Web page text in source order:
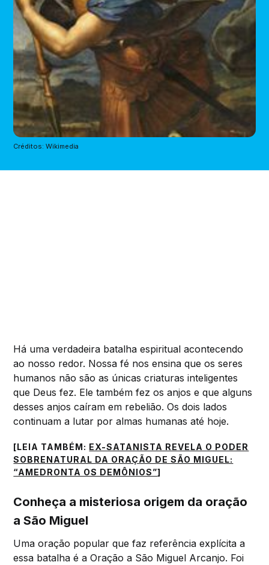
Créditos: Wikimedia
Há uma verdadeira batalha espiritual acontecendo
ao nosso redor. Nossa fé nos ensina que os seres
humanos não são as únicas criaturas inteligentes
que Deus fez. Ele também fez os anjos e que alguns
desses anjos caíram em rebelião. Os dois lados
continuam a lutar por almas humanas até hoje.
[LEIA TAMBÉM: EX-SATANISTA REVELA O PODER
SOBRENATURAL DA ORAÇÃO DE SÃO MIGUEL:
“AMEDRONTA OS DEMÔNIOS”]
Conheça a misteriosa origem da oração
a São Miguel
Uma oração popular que faz referência explícita a
essa batalha é a Oração a São Miguel Arcanjo. Foi